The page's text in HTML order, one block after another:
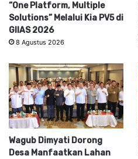
“One Platform, Multiple
Solutions” Melalui Kia PV5 di
GIIAS 2026
8 Agustus 2026
Wagub Dimyati Dorong
Desa Manfaatkan Lahan